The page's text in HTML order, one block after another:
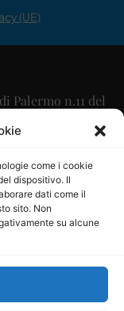
come i cookie
dispositivo. Il
dati come il
sito. Non
su alcune
(UE)
Palermo n.11 del
a r.l. è